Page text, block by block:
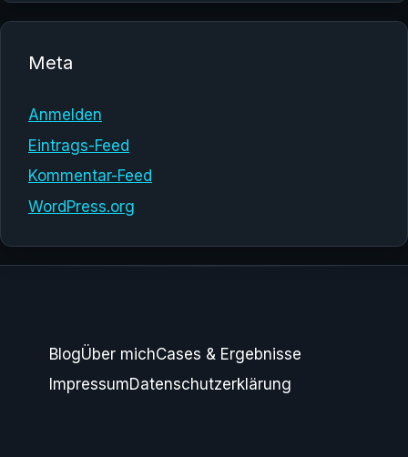
Meta
Anmelden
Eintrags-Feed
Kommentar-Feed
WordPress.org
BlogÜber michCases & Ergebnisse
ImpressumDatenschutzerklärung